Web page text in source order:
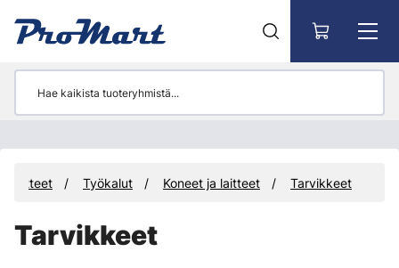
Tuotteet Työkalut Koneet ja laitteet Tarvikkeet
Tarvikkeet